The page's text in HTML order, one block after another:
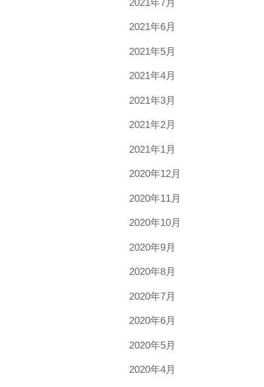
2021年7月
2021年6月
2021年5月
2021年4月
2021年3月
2021年2月
2021年1月
2020年12月
2020年11月
2020年10月
2020年9月
2020年8月
2020年7月
2020年6月
2020年5月
2020年4月